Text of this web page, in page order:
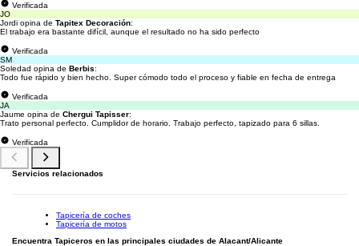
Verificada
JO
Jordi opina de Tapitex Decoración:
El trabajo era bastante difícil, aunque el resultado no ha sido perfecto
Verificada
SM
Soledad opina de Berbis:
Todo fue rápido y bien hecho. Super cómodo todo el proceso y fiable en fecha de entrega
Verificada
JA
Jaume opina de Chergui Tapisser:
Trato personal perfecto. Cumplidor de horario. Trabajo perfecto, tapizado para 6 sillas.
Verificada
Servicios relacionados
Tapicería de coches
Tapicería de motos
Encuentra Tapiceros en las principales ciudades de Alacant/Alicante